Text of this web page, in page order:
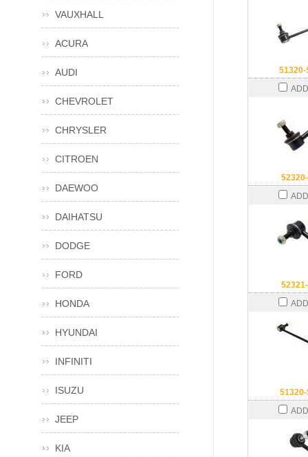
51320-
VAUXHALL
ACURA
AUDI
CHEVROLET
CHRYSLER
CITROEN
DAEWOO
DAIHATSU
DODGE
FORD
HONDA
HYUNDAI
INFINITI
ISUZU
JEEP
KIA